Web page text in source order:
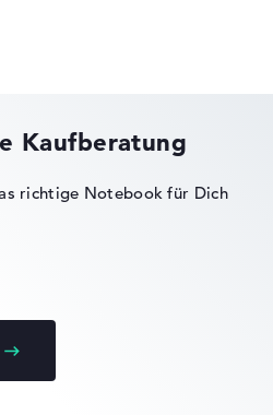
Yoga
Kaufberatung
richtige Notebook für Dich